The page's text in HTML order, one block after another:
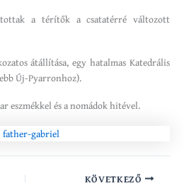
a térítők a csatatérré változott
átállítása, egy hatalmas Katedrális
Új-Pyarronhoz).
eszmékkel és a nomádok hitével.
KÖVETKEZŐ